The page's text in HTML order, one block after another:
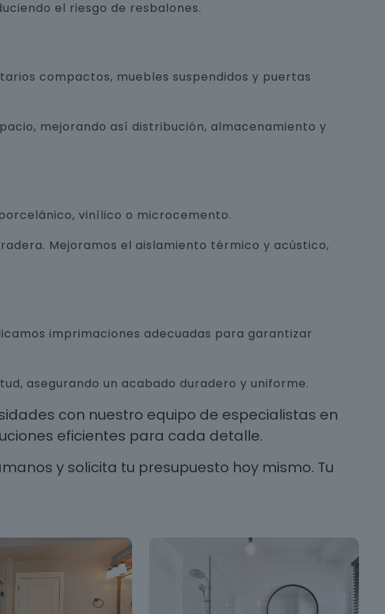
el riesgo de resbalones.
compactos, muebles suspendidos y puertas
mejorando así distribución, almacenamiento y
vinílico o microcemento.
Mejoramos el aislamiento térmico y acústico,
imprimaciones adecuadas para garantizar
asegurando un acabado duradero y uniforme.
con nuestro equipo de especialistas en
eficientes para cada detalle.
y solicita tu presupuesto hoy mismo. Tu